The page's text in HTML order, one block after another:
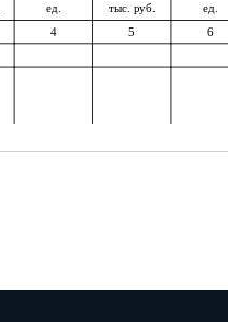
ед.
тыс. руб.
ед.
4 5 6